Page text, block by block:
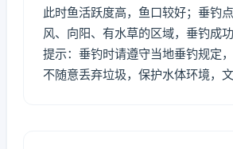
此时鱼活跃度高，鱼口较好；垂钓
风、向阳、有水草的区域，垂钓成
提示：垂钓时请遵守当地垂钓规定，
不随意丢弃垃圾，保护水体环境，文